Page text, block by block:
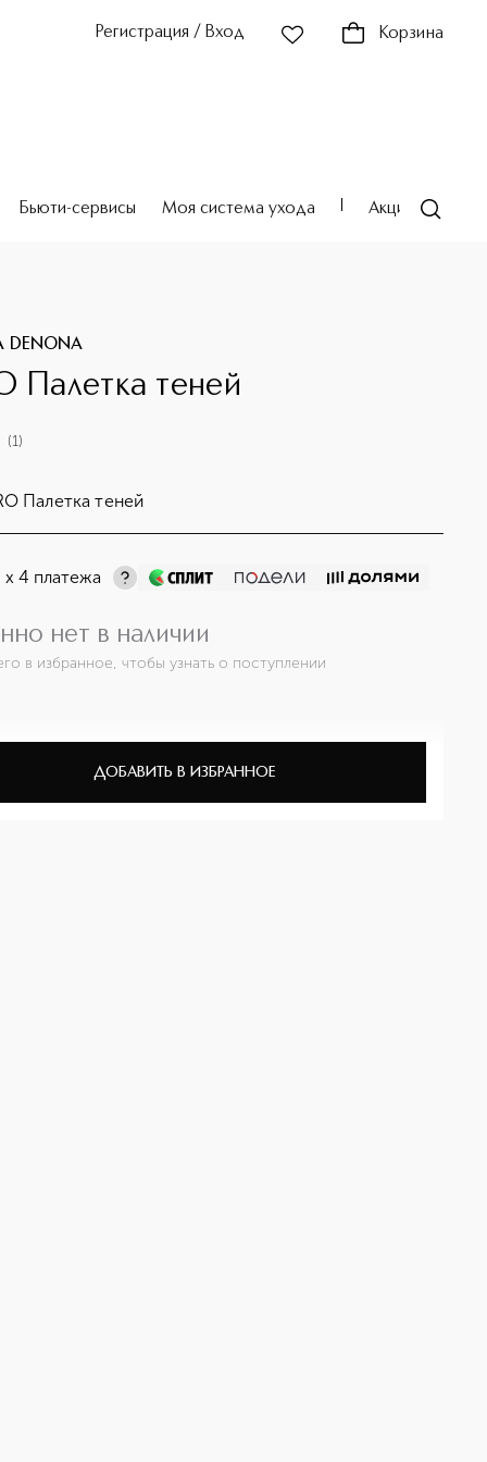
Регистрация / Вход Корзина
Бьюти-сервисы Моя система ухода Акции
DENONA
Палетка теней
(1)
Палетка теней
х 4 платежа
нет в наличии
в избранное, чтобы узнать о поступлении
ДОБАВИТЬ В ИЗБРАННОЕ